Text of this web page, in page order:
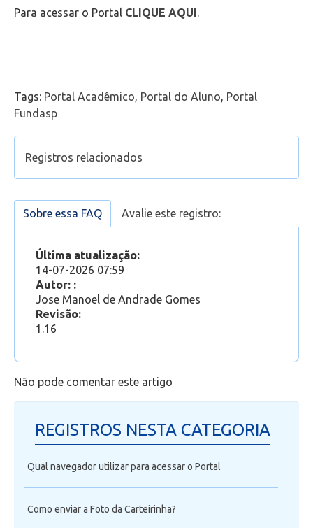
Telefonia
Office 365
Intercâmbio
Fluig
Feedz
Para acessar o Portal CLIQUE AQUI.
Tags: Portal Acadêmico, Portal do Aluno, Portal
Fundasp
Registros relacionados
da plataforma moodle, utilizado no semestre ou
ano anterior, para o semestre vigente?
solicitação/requerimento
Anexo (REQUERIMENTOS) - Como adicionar
mais de um anexo/arquivo
Não visualizo Requerimento no Portal
Boletos: Observações
Sobre essa FAQ Avalie este registro:
Última atualização:
14-07-2026 07:59
Autor: :
Jose Manoel de Andrade Gomes
Revisão:
1.16
Não pode comentar este artigo
REGISTROS NESTA CATEGORIA
Qual navegador utilizar para acessar o Portal
Como enviar a Foto da Carteirinha?